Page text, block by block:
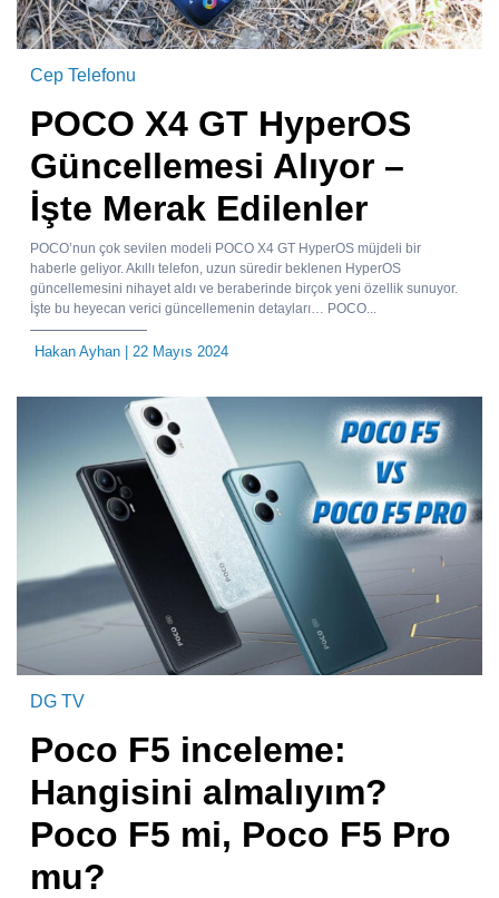
Cep Telefonu
POCO X4 GT HyperOS
Güncellemesi Alıyor –
İşte Merak Edilenler
POCO’nun çok sevilen modeli POCO X4 GT HyperOS müjdeli bir
haberle geliyor. Akıllı telefon, uzun süredir beklenen HyperOS
güncellemesini nihayet aldı ve beraberinde birçok yeni özellik sunuyor.
İşte bu heyecan verici güncellemenin detayları… POCO...
Hakan Ayhan | 22 Mayıs 2024
DG TV
Poco F5 inceleme:
Hangisini almalıyım?
Poco F5 mi, Poco F5 Pro
mu?